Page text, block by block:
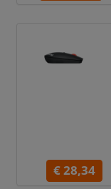
€ 28,34